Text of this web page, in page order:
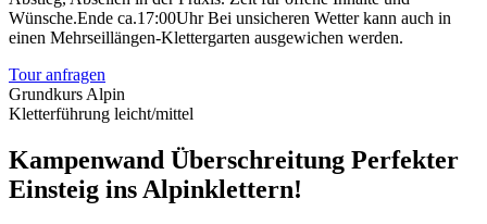
Wünsche.Ende ca.17:00Uhr Bei unsicheren Wetter kann auch in
einen Mehrseillängen-Klettergarten ausgewichen werden.
Tour anfragen
Grundkurs Alpin
Kletterführung leicht/mittel
Kampenwand Überschreitung Perfekter
Einsteig ins Alpinklettern!